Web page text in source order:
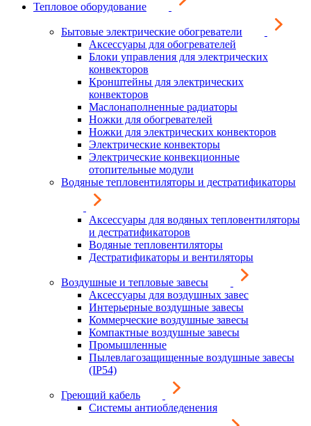
Тепловое оборудование
Бытовые электрические обогреватели
Аксессуары для обогревателей
Блоки управления для электрических
конвекторов
Кронштейны для электрических
конвекторов
Маслонаполненные радиаторы
Ножки для обогревателей
Ножки для электрических конвекторов
Электрические конвекторы
Электрические конвекционные
отопительные модули
Водяные тепловентиляторы и дестратификаторы
Аксессуары для водяных тепловентиляторы
и дестратификаторов
Водяные тепловентиляторы
Дестратификаторы и вентиляторы
Воздушные и тепловые завесы
Аксессуары для воздушных завес
Интерьерные воздушные завесы
Коммерческие воздушные завесы
Компактные воздушные завесы
Промышленные
Пылевлагозащищенные воздушные завесы
(IP54)
Греющий кабель
Системы антиобледенения